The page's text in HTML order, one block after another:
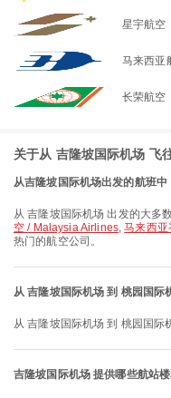
星宇航空
马来西亚
长荣航空
关于从 吉隆坡国际机场 飞
从吉隆坡国际机场出发的航班
从 吉隆坡国际机场 出发的大多
空 / Malaysia Airlines,马来西
热门的航空公司。
从 吉隆坡国际机场 到 桃园国际
从 吉隆坡国际机场 到 桃园国
吉隆坡国际机场 提供哪些航站